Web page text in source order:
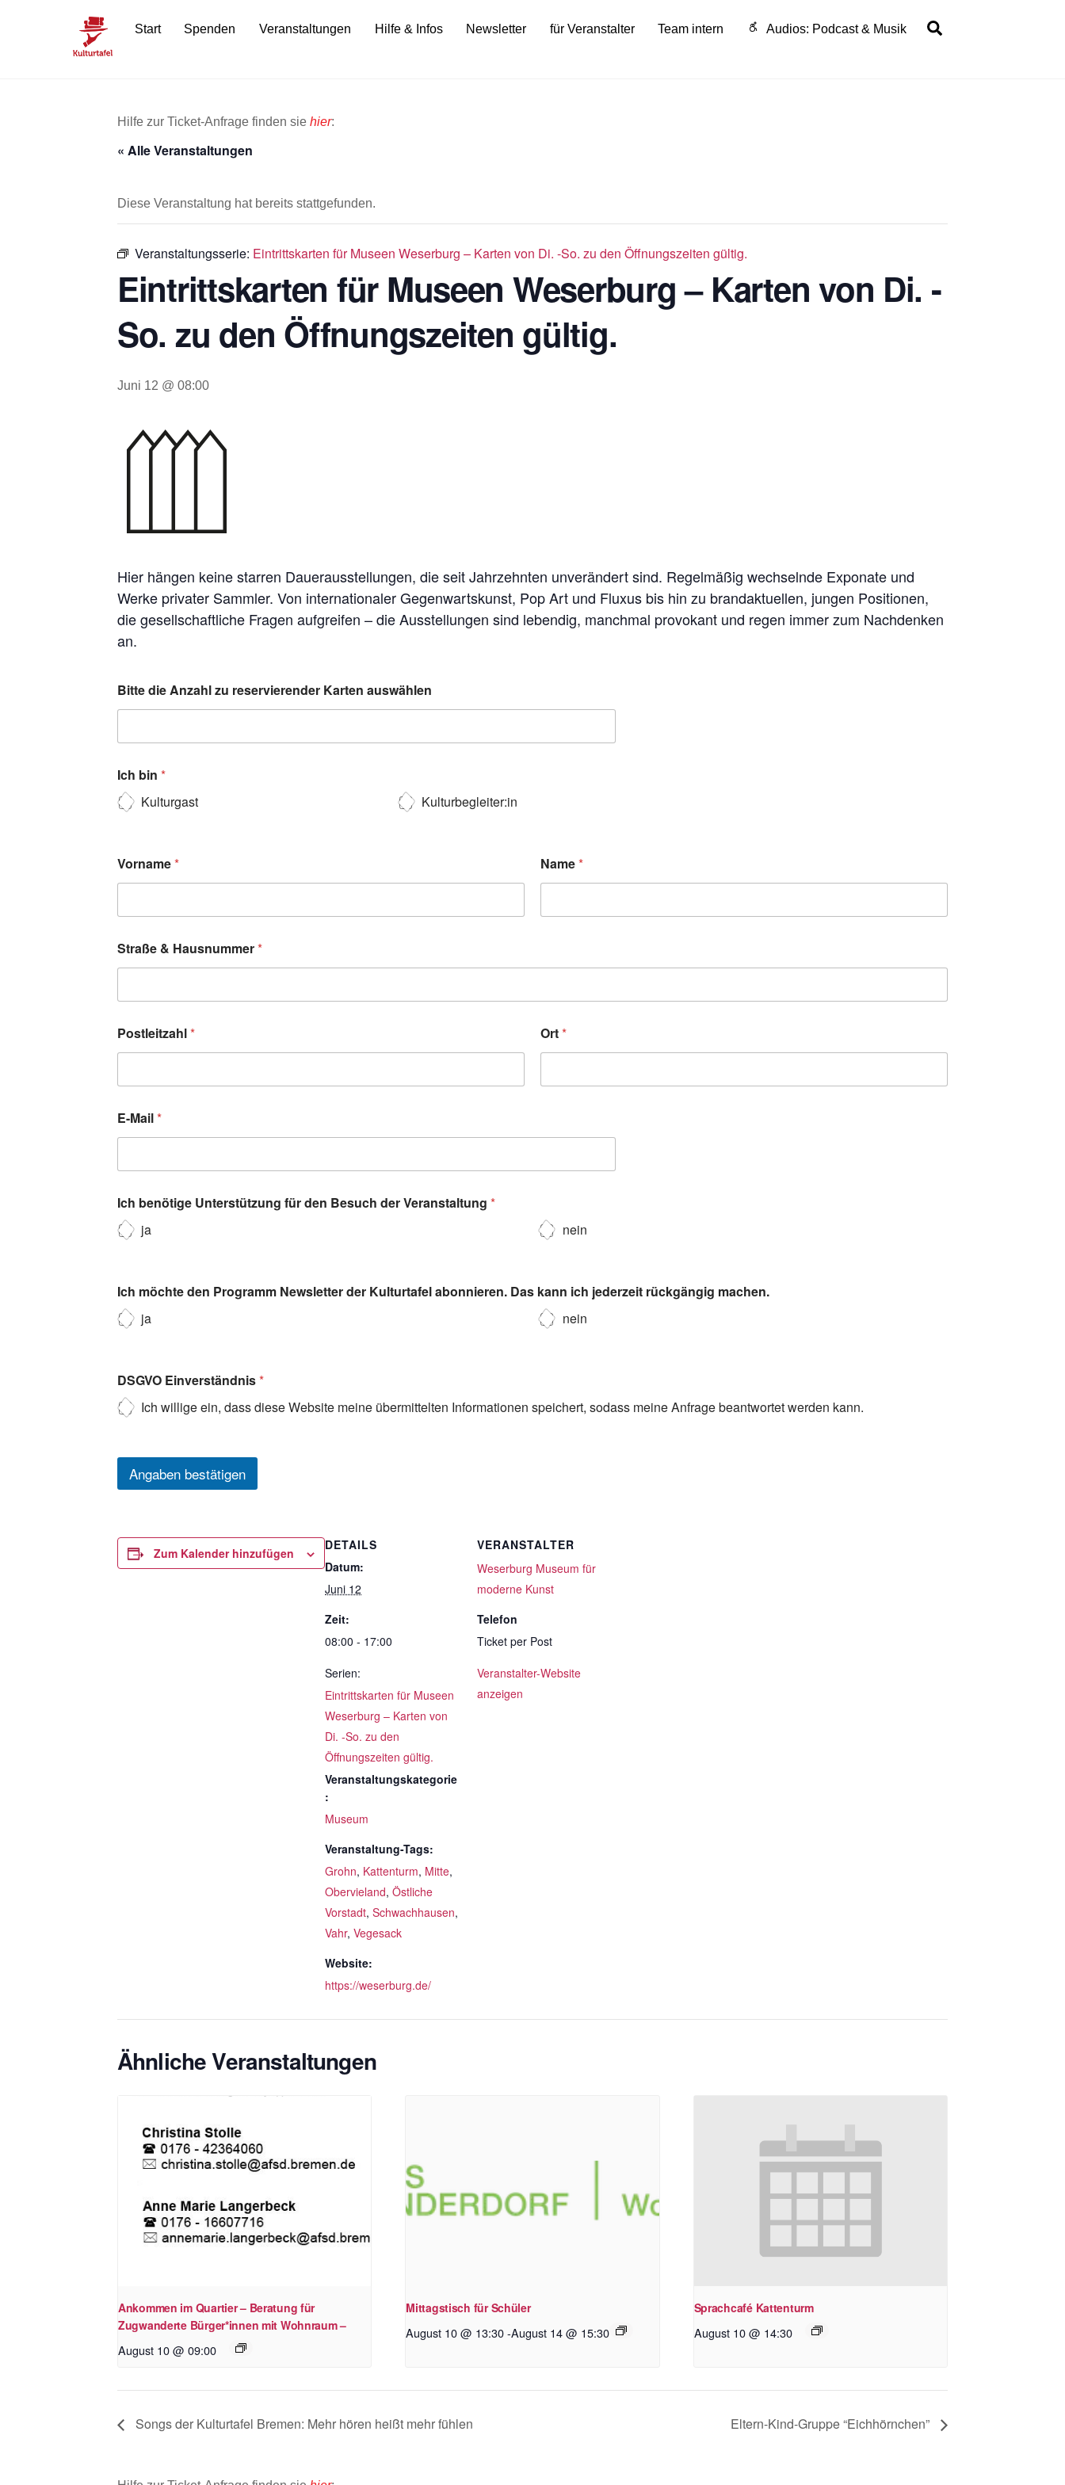
Start Spenden Veranstaltungen Hilfe & Infos Newsletter für Veranstalter Team intern Audios: Podcast & Musik
Hilfe zur Ticket-Anfrage finden sie hier:
« Alle Veranstaltungen
Diese Veranstaltung hat bereits stattgefunden.
Veranstaltungsserie: Eintrittskarten für Museen Weserburg – Karten von Di. -So. zu den Öffnungszeiten gültig.
Eintrittskarten für Museen Weserburg – Karten von Di. -
So. zu den Öffnungszeiten gültig.
Juni 12 @ 08:00
Hier hängen keine starren Dauerausstellungen, die seit Jahrzehnten unverändert sind. Regelmäßig wechselnde Exponate und
Werke privater Sammler. Von internationaler Gegenwartskunst, Pop Art und Fluxus bis hin zu brandaktuellen, jungen Positionen,
die gesellschaftliche Fragen aufgreifen – die Ausstellungen sind lebendig, manchmal provokant und regen immer zum Nachdenken
an.
Bitte die Anzahl zu reservierender Karten auswählen
Ich bin *
Kulturgast
Kulturbegleiter:in
Vorname* Name*
Straße & Hausnummer*
Postleitzahl* Ort*
E-Mail*
Ich benötige Unterstützung für den Besuch der Veranstaltung *
ja
nein
Ich möchte den Programm Newsletter der Kulturtafel abonnieren. Das kann ich jederzeit rückgängig machen.
ja
nein
DSGVO Einverständnis*
Ich willige ein, dass diese Website meine übermittelten Informationen speichert, sodass meine Anfrage beantwortet werden kann.
Angaben bestätigen
Zum Kalender hinzufügen
DETAILS
Datum:
Juni 12
Zeit:
08:00 - 17:00
Serien:
Eintrittskarten für Museen
Weserburg – Karten von
Di. -So. zu den
Öffnungszeiten gültig.
Veranstaltungskategorie
:
Museum
Veranstaltung-Tags:
Grohn, Kattenturm, Mitte,
Obervieland, Östliche
Vorstadt, Schwachhausen,
Vahr, Vegesack
Website:
https://weserburg.de/
VERANSTALTER
Weserburg Museum für
moderne Kunst
Telefon
Ticket per Post
Veranstalter-Website
anzeigen
Ähnliche Veranstaltungen
Ankommen im Quartier – Beratung für
Zugwanderte Bürger*innen mit Wohnraum –
August 10 @ 09:00
Mittagstisch für Schüler
August 10 @ 13:30 -August 14 @ 15:30
Sprachcafé Kattenturm
August 10 @ 14:30
Songs der Kulturtafel Bremen: Mehr hören heißt mehr fühlen Eltern-Kind-Gruppe “Eichhörnchen”